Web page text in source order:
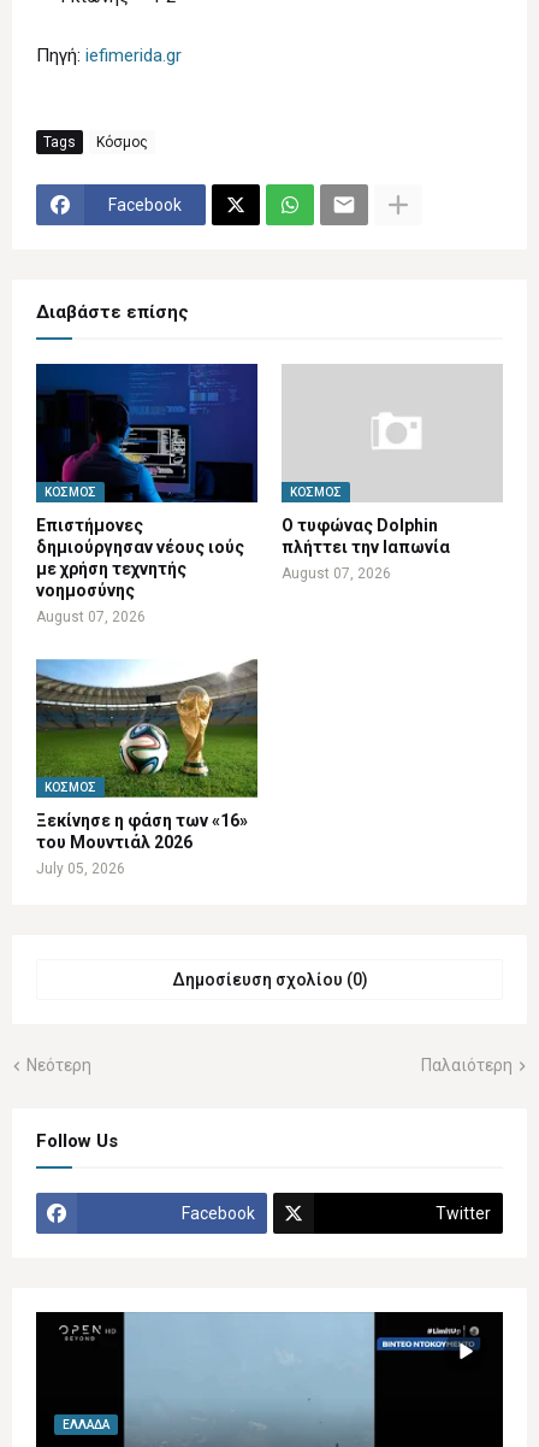
Πηγή: iefimerida.gr
Tags Κόσμος
Facebook
Διαβάστε επίσης
ΚΌΣΜΟΣ
Επιστήμονες
δημιούργησαν νέους ιούς
με χρήση τεχνητής
νοημοσύνης
August 07, 2026
ΚΌΣΜΟΣ
Ο τυφώνας Dolphin
πλήττει την Ιαπωνία
August 07, 2026
ΚΌΣΜΟΣ
Ξεκίνησε η φάση των «16»
του Μουντιάλ 2026
July 05, 2026
Δημοσίευση σχολίου (0)
Νεότερη Παλαιότερη
Follow Us
Facebook Twitter
ΕΛΛΆΔΑ